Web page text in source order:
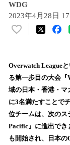
WDG
2023年4月28日
い
！
数
を
読
込
み
中
Overwatch League
る第一歩目の大会『
域の日本・香港・マ
に3名満たすことで
位チームは、次のス
Pacific』に進出でき
も開始され、日本